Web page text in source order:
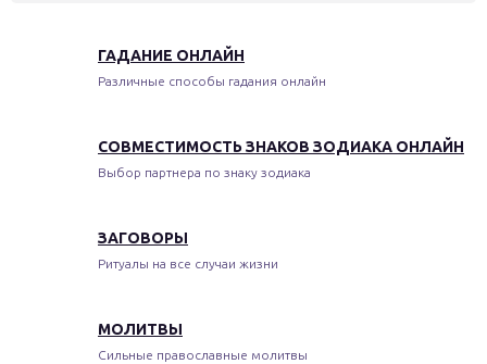
ГАДАНИЕ ОНЛАЙН
Различные способы гадания онлайн
СОВМЕСТИМОСТЬ ЗНАКОВ ЗОДИАКА ОНЛАЙН
Выбор партнера по знаку зодиака
ЗАГОВОРЫ
Ритуалы на все случаи жизни
МОЛИТВЫ
Сильные православные молитвы